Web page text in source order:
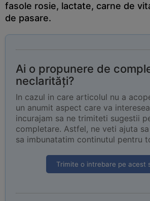
fasole rosie, lactate, carne de
de pasare.
Ai o propunere de
neclarități?
In cazul in care articolul nu a
un anumit aspect care va
incurajam sa ne trimiteti sugestii
completare. Astfel, ne veti ajuta
sa imbunatatim continutul pentru
Trimite o intrebare pe acest